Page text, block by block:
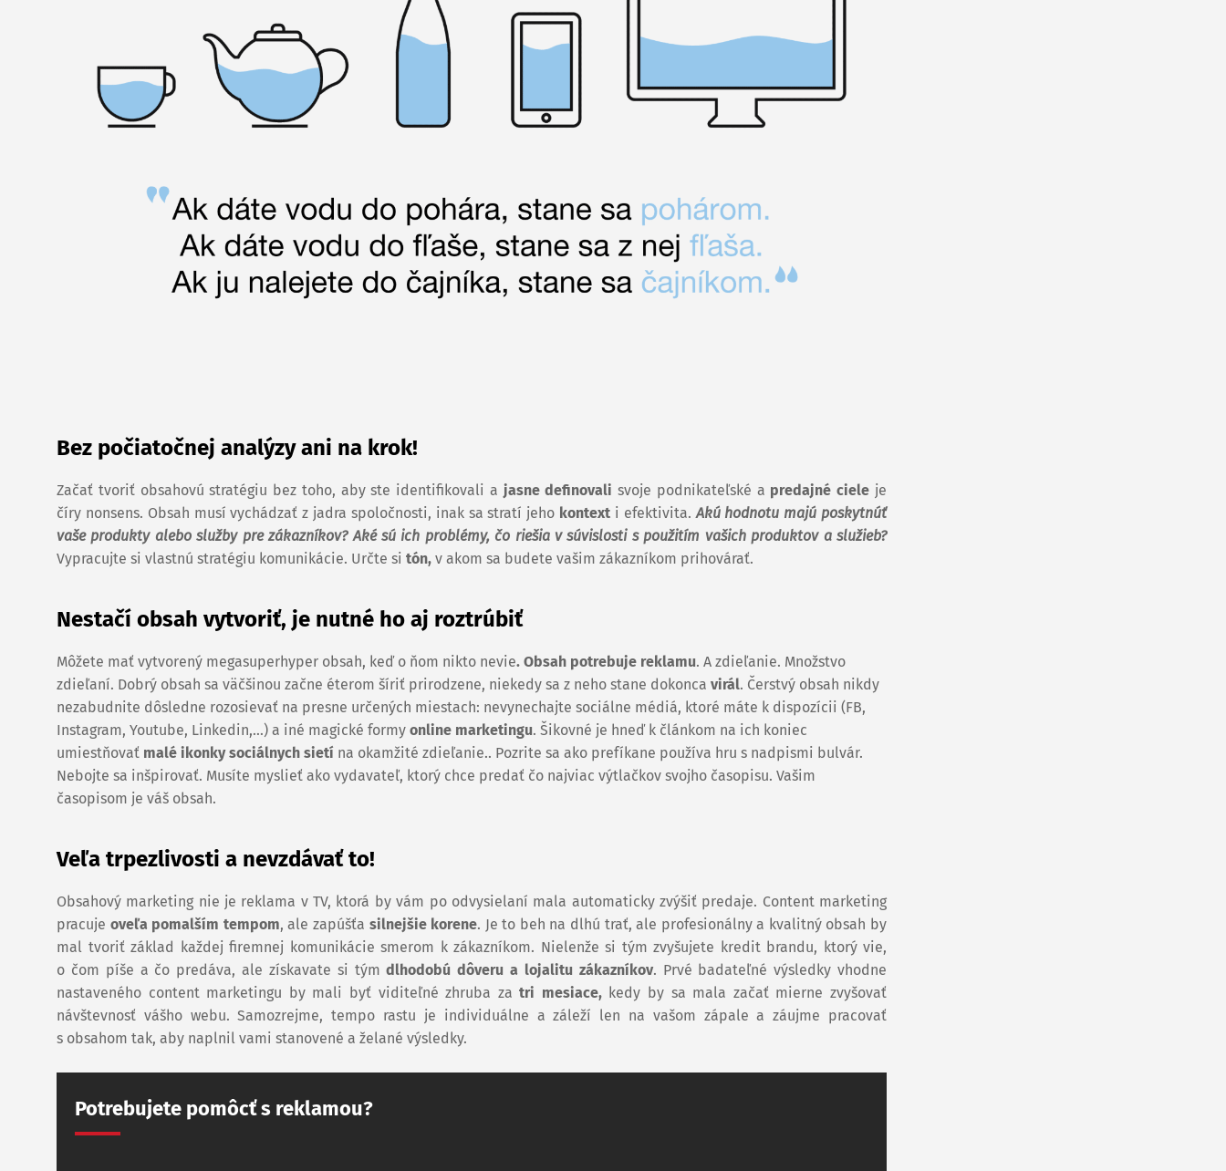
Bez počiatočnej analýzy ani na krok!
Začať tvoriť obsahovú stratégiu bez toho, aby ste identifikovali a jasne definovali svoje podnikateľské a predajné ciele je
číry nonsens. Obsah musí vychádzať z jadra spoločnosti, inak sa stratí jeho kontext i efektivita.Akú hodnotu majú poskytnúť
vaše produkty alebo služby pre zákazníkov? Aké sú ich problémy, čo riešia v súvislosti s použitím vašich produktov a služieb?
Vypracujte si vlastnú stratégiu komunikácie. Určte si tón, v akom sa budete vašim zákazníkom prihovárať.
Nestačí obsah vytvoriť, je nutné ho aj roztrúbiť
Môžete mať vytvorený megasuperhyper obsah, keď o ňom nikto nevie. Obsah potrebuje reklamu. A zdieľanie. Množstvo
zdieľaní. Dobrý obsah sa väčšinou začne éterom šíriť prirodzene, niekedy sa z neho stane dokonca virál. Čerstvý obsah nikdy
nezabudnite dôsledne rozosievať na presne určených miestach: nevynechajte sociálne médiá, ktoré máte k dispozícii (FB,
Instagram, Youtube, Linkedin,…) a iné magické formy online marketingu. Šikovné je hneď k článkom na ich koniec
umiestňovať malé ikonky sociálnych sietí na okamžité zdieľanie.. Pozrite sa ako prefíkane používa hru s nadpismi bulvár.
Nebojte sa inšpirovať. Musíte myslieť ako vydavateľ, ktorý chce predať čo najviac výtlačkov svojho časopisu. Vašim
časopisom je váš obsah.
Veľa trpezlivosti a nevzdávať to!
Obsahový marketing nie je reklama v TV, ktorá by vám po odvysielaní mala automaticky zvýšiť predaje. Content marketing
pracuje oveľa pomalším tempom, ale zapúšťa silnejšie korene. Je to beh na dlhú trať, ale profesionálny a kvalitný obsah by
mal tvoriť základ každej firemnej komunikácie smerom k zákazníkom. Nielenže si tým zvyšujete kredit brandu, ktorý vie,
o čom píše a čo predáva, ale získavate si týmdlhodobú dôveru a lojalitu zákazníkov. Prvé badateľné výsledky vhodne
nastaveného content marketingu by mali byť viditeľné zhruba zatri mesiace,kedy by sa mala začať mierne zvyšovať
návštevnosť vášho webu. Samozrejme, tempo rastu je individuálne a záleží len na vašom zápale a záujme pracovať
s obsahom tak, aby naplnil vami stanovené a želané výsledky.
Potrebujete pomôcť s reklamou?